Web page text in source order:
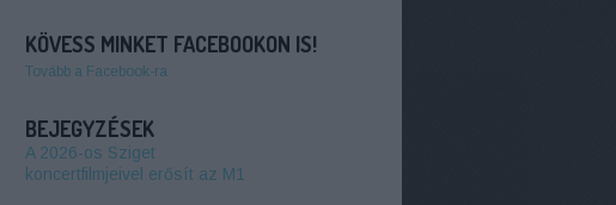
KÖVESS MINKET FACEBOOKON IS!
Tovább a Facebook-ra
BEJEGYZÉSEK
A 2026-os Sziget
koncertfilmjeivel erősít az M1